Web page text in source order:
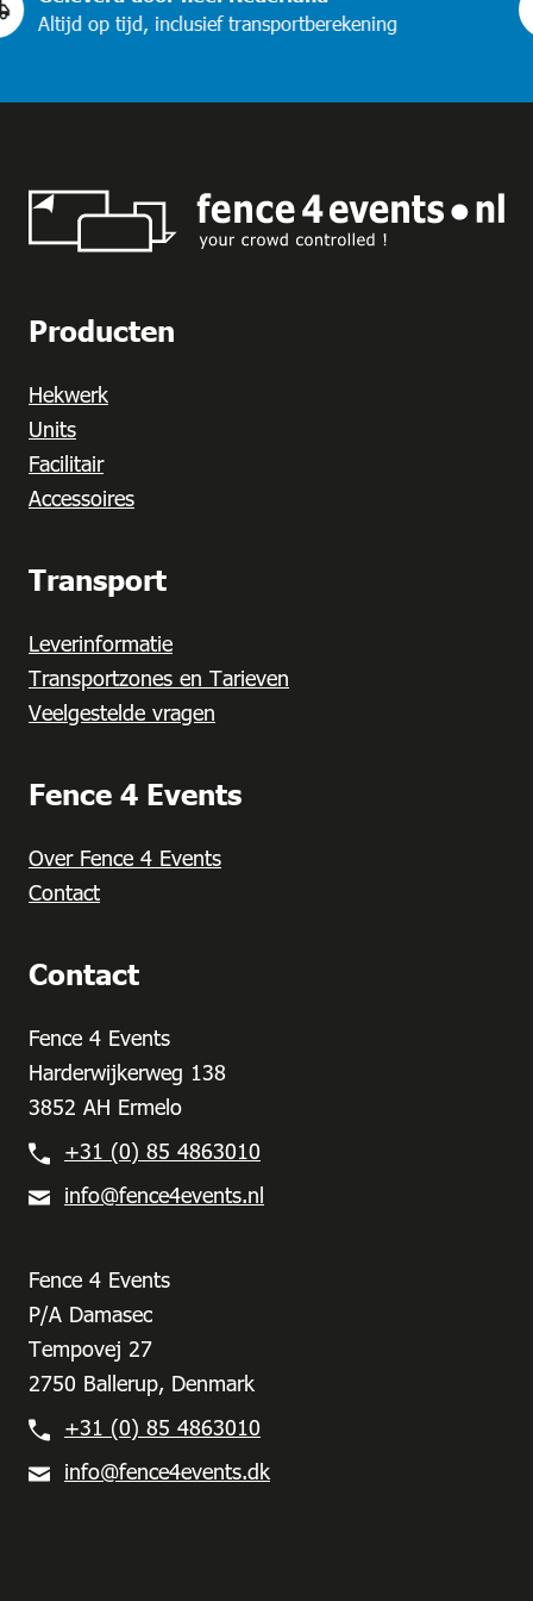
tijd, inclusief transportberekening
Producten
Hekwerk
Units
Facilitair
Accessoires
Transport
Leverinformatie
Transportzones en Tarieven
Veelgestelde vragen
Fence 4 Events
Over Fence 4 Events
Contact
Contact
Fence 4 Events
Harderwijkerweg 138
3852 AH Ermelo
+31 (0) 85 4863010
info@fence4events.nl
Fence 4 Events
P/A Damasec
Tempovej 27
2750 Ballerup, Denmark
+31 (0) 85 4863010
info@fence4events.dk